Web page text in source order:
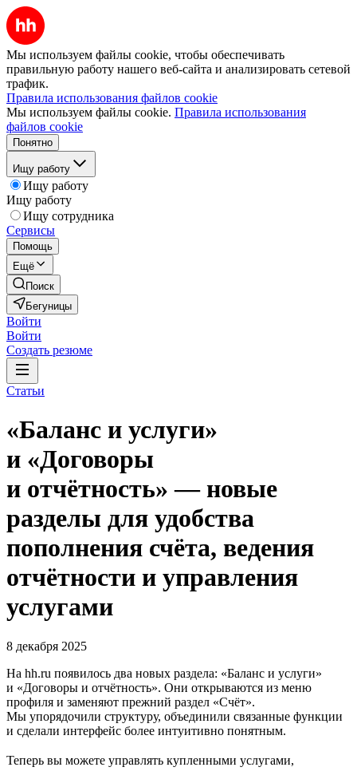
Мы используем файлы cookie, чтобы обеспечивать
правильную работу нашего веб-сайта и анализировать сетевой
трафик.
Правила использования файлов cookie
Мы используем файлы cookie. Правила использования
файлов cookie
Понятно
Ищу работу
Ищу работу
Ищу работу
Ищу сотрудника
Сервисы
Помощь
Ещё
Поиск
Бегуницы
Войти
Войти
Создать резюме
Статьи
«Баланс и услуги»
и «Договоры
и отчётность» — новые
разделы для удобства
пополнения счёта, ведения
отчётности и управления
услугами
8 декабря 2025
На hh.ru появилось два новых раздела: «Баланс и услуги»
и «Договоры и отчётность». Они открываются из меню
профиля и заменяют прежний раздел «Счёт».
Мы упорядочили структуру, объединили связанные функции
и сделали интерфейс более интуитивно понятным.
Теперь вы можете управлять купленными услугами,